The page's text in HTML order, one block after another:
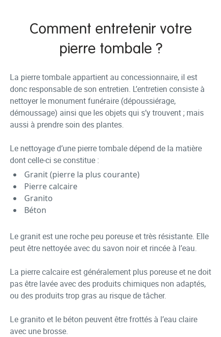
Comment entretenir votre
pierre tombale ?
La pierre tombale appartient au concessionnaire, il est
donc responsable de son entretien. L’entretien consiste à
nettoyer le monument funéraire (dépoussiérage,
démoussage) ainsi que les objets qui s’y trouvent ; mais
aussi à prendre soin des plantes.
Le nettoyage d’une pierre tombale dépend de la matière
dont celle-ci se constitue :
Granit (pierre la plus courante)
Pierre calcaire
Granito
Béton
Le granit est une roche peu poreuse et très résistante. Elle
peut être nettoyée avec du savon noir et rincée à l’eau.
La pierre calcaire est généralement plus poreuse et ne doit
pas être lavée avec des produits chimiques non adaptés,
ou des produits trop gras au risque de tâcher.
Le granito et le béton peuvent être frottés à l’eau claire
avec une brosse.